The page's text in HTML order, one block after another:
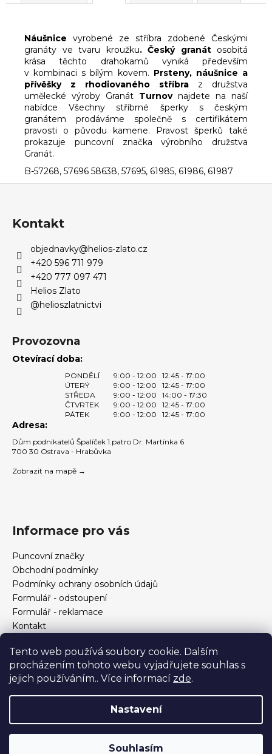
Tento web používá soubory cookie. Dalším
procházením tohoto webu vyjadřujete souhlas s
jejich používáním.. Více informací zde.
Nastavení
Souhlasím
Náušnice vyrobené ze stříbra zdobené Českými
granáty ve tvaru kroužku. Český granát osobitá
krása těchto drahokamů vyniká především
v kombinaci s bílým kovem. Prsteny, náušnice a
přívěšky z rhodiovaného stříbra z družstva
umělecké výroby Granát Turnovnajdete na naší
nabídce Všechny stříbrné šperky s českým
granátem prodáváme společně s certifikátem
pravosti o původu kamene. Pravost šperků také
prokazuje puncovní značka výrobního družstva
Granát.
B-57268, 57696 58638, 57695, 61985, 61986, 61987
Kontakt
objednavky@helios-zlato.cz
+420 596 711 979
+420 777 097 471
Helios Zlato
@helioszlatnictvi
Provozovna
Otevírací doba:
PONDĚLÍ 9:00 - 12:00
12:45 - 17:00
ÚTERÝ
9:00 - 12:00
12:45 - 17:00
STŘEDA
9:00 - 12:00
14:00 - 17:30
ČTVRTEK
9:00 - 12:00
12:45 - 17:00
PÁTEK
9:00 - 12:00 12:45 - 17:00
Adresa:
Dům podnikatelů Špalíček 1.patro Dr. Martínka 6
700 30 Ostrava - Hrabůvka
Zobrazit na mapě →
Informace pro vás
Puncovní značky
Obchodní podmínky
Podmínky ochrany osobních údajů
Formulář - odstoupení
Formulář - reklamace
Kontakt
Jak vybrat šperky?
Formulář pro vrácení, výměnu, reklamaci a odstoupení od
smlouvy
Copyright 2026Zlatnictví Helios. Všechna práva
vyhrazena.